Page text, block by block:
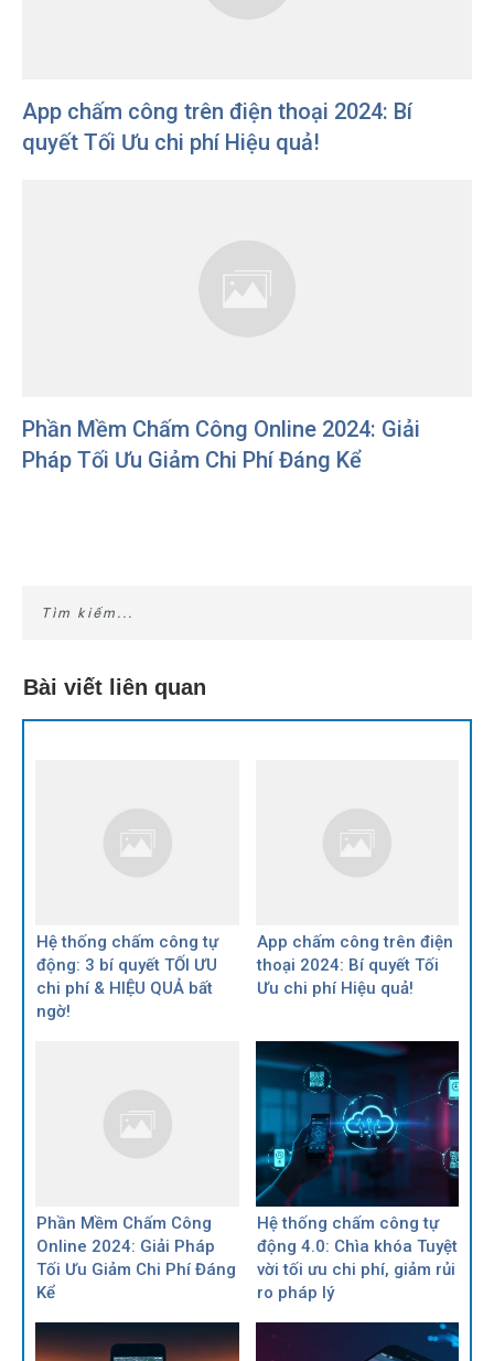
App chấm công trên điện thoại 2024: Bí
quyết Tối Ưu chi phí Hiệu quả!
Phần Mềm Chấm Công Online 2024: Giải
Pháp Tối Ưu Giảm Chi Phí Đáng Kể
Bài viết liên quan
Hệ thống chấm công tự
động: 3 bí quyết TỐI ƯU
chi phí & HIỆU QUẢ bất
ngờ!
App chấm công trên điện
thoại 2024: Bí quyết Tối
Ưu chi phí Hiệu quả!
Phần Mềm Chấm Công
Online 2024: Giải Pháp
Tối Ưu Giảm Chi Phí Đáng
Kể
Hệ thống chấm công tự
động 4.0: Chìa khóa Tuyệt
vời tối ưu chi phí, giảm rủi
ro pháp lý